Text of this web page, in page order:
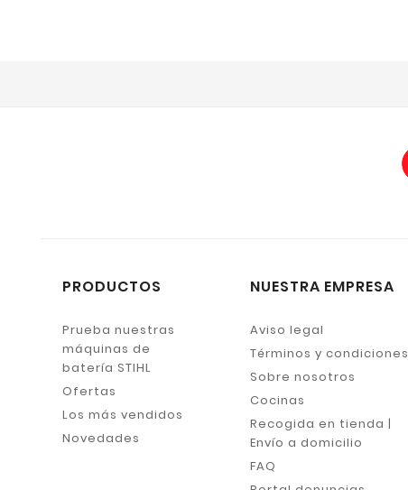
PRODUCTOS
Prueba nuestras
máquinas de
batería STIHL
Ofertas
Los más vendidos
Novedades
NUESTRA EMPRESA
Aviso legal
Términos y condiciones
Sobre nosotros
Cocinas
Recogida en tienda |
Envío a domicilio
FAQ